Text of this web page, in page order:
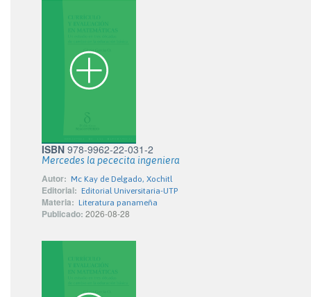
ISBN 978-9962-22-031-2
Mercedes la pececita ingeniera
Autor: Mc Kay de Delgado, Xochitl
Editorial: Editorial Universitaria-UTP
Materia: Literatura panameña
Publicado: 2026-08-28